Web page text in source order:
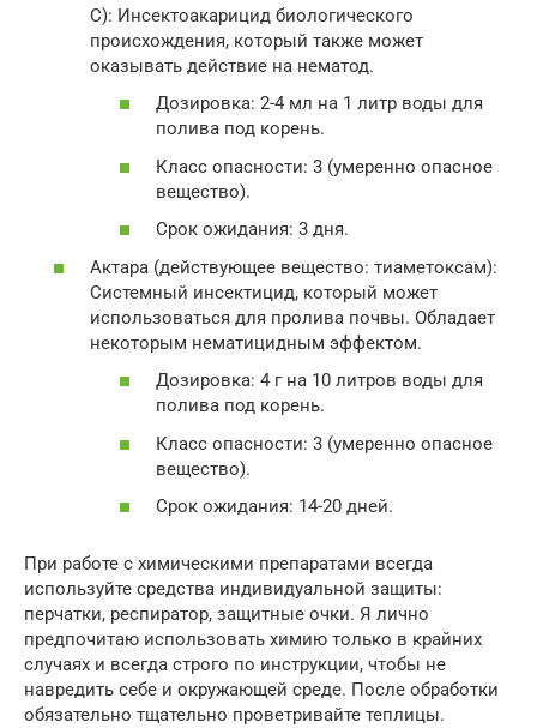
С): Инсектоакарицид биологического
происхождения, который также может
оказывать действие на нематод.
Дозировка: 2-4 мл на 1 литр воды для
полива под корень.
Класс опасности: 3 (умеренно опасное
вещество).
Срок ожидания: 3 дня.
Актара (действующее вещество: тиаметоксам):
Системный инсектицид, который может
использоваться для пролива почвы. Обладает
некоторым нематицидным эффектом.
Дозировка: 4 г на 10 литров воды для
полива под корень.
Класс опасности: 3 (умеренно опасное
вещество).
Срок ожидания: 14-20 дней.
При работе с химическими препаратами всегда
используйте средства индивидуальной защиты:
перчатки, респиратор, защитные очки. Я лично
предпочитаю использовать химию только в крайних
случаях и всегда строго по инструкции, чтобы не
навредить себе и окружающей среде. После обработки
обязательно тщательно проветривайте теплицы.